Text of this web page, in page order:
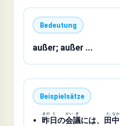
Bedeutung
außer; außer ...
Beispielsätze
昨
きの
日
う
の会
かい
議
ぎ
には、 田
た
中
なか